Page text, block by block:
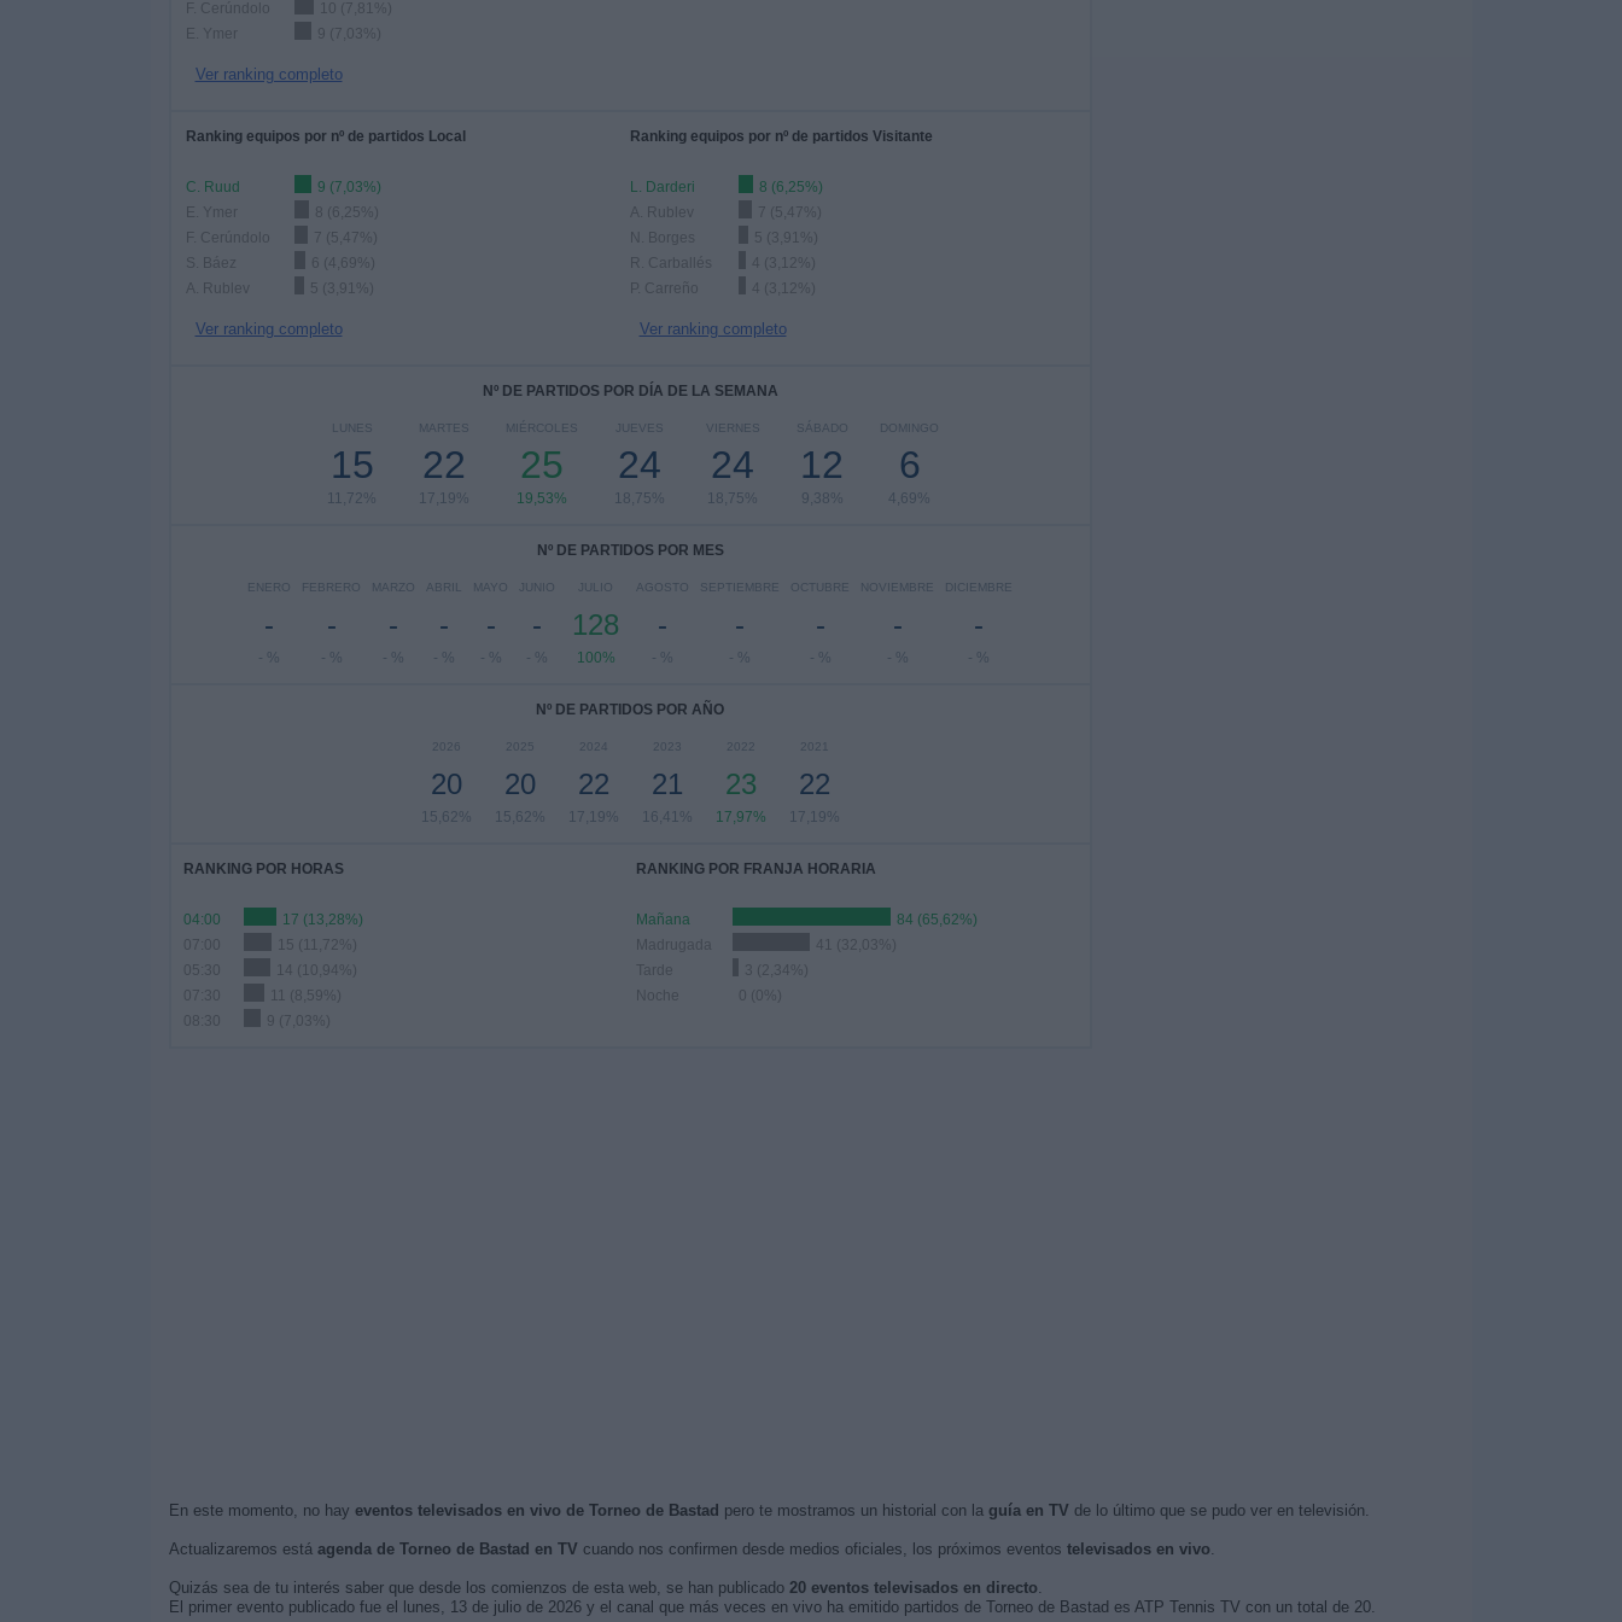
F. Cerúndolo
10 (7,81%)
E. Ymer
9 (7,03%)
Ver ranking completo
Ranking equipos por nº de partidos Local
C. Ruud
9 (7,03%)
E. Ymer
8 (6,25%)
F. Cerúndolo
7 (5,47%)
S. Báez
6 (4,69%)
A. Rublev
5 (3,91%)
Ver ranking completo
Ranking equipos por nº de partidos Visitante
L. Darderi
8 (6,25%)
A. Rublev
7 (5,47%)
N. Borges
5 (3,91%)
R. Carballés
4 (3,12%)
P. Carreño
4 (3,12%)
Ver ranking completo
Nº DE PARTIDOS POR DÍA DE LA SEMANA
LUNES
15
11,72%
MARTES
22
17,19%
MIÉRCOLES
25
19,53%
JUEVES
24
18,75%
VIERNES
24
18,75%
SÁBADO
12
9,38%
DOMINGO
6
4,69%
Nº DE PARTIDOS POR MES
ENERO
-
- %
FEBRERO
-
- %
MARZO
-
- %
ABRIL
-
- %
MAYO
-
- %
JUNIO
-
- %
JULIO
128
100%
AGOSTO
-
- %
SEPTIEMBRE
-
- %
OCTUBRE
-
- %
NOVIEMBRE
-
- %
DICIEMBRE
-
- %
Nº DE PARTIDOS POR AÑO
2026
20
15,62%
2025
20
15,62%
2024
22
17,19%
2023
21
16,41%
2022
23
17,97%
2021
22
17,19%
RANKING POR HORAS
04:00
17 (13,28%)
07:00
15 (11,72%)
05:30
14 (10,94%)
07:30
11 (8,59%)
08:30
9 (7,03%)
RANKING POR FRANJA HORARIA
Mañana
84 (65,62%)
Madrugada
41 (32,03%)
Tarde
3 (2,34%)
Noche
0 (0%)
En este momento, no hay eventos televisados en vivo de Torneo de Bastad pero te mostramos un historial con la guía en TV de lo último que se pudo ver en televisión.
Actualizaremos está agenda de Torneo de Bastad en TV cuando nos confirmen desde medios oficiales, los próximos eventos televisados en vivo.
Quizás sea de tu interés saber que desde los comienzos de esta web, se han publicado 20 eventos televisados en directo.
El primer evento publicado fue el lunes, 13 de julio de 2026 y el canal que más veces en vivo ha emitido partidos de Torneo de Bastad es ATP Tennis TV con un total de 20.